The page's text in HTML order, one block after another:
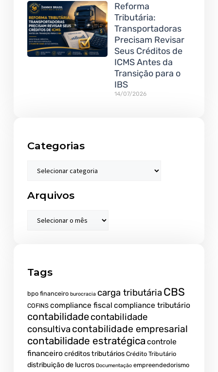
Reforma
Tributária:
Transportadoras
Precisam Revisar
Seus Créditos de
ICMS Antes da
Transição para o
IBS
14/07/2026
Categorias
Arquivos
Tags
bpo financeiro burocracia carga tributária CBS
COFINS compliance fiscal compliance tributário
contabilidadecontabilidade
consultiva contabilidade empresarial
contabilidade estratégica controle
financeirocréditos tributários Crédito Tributário
distribuição de lucros Documentação empreendedorismo